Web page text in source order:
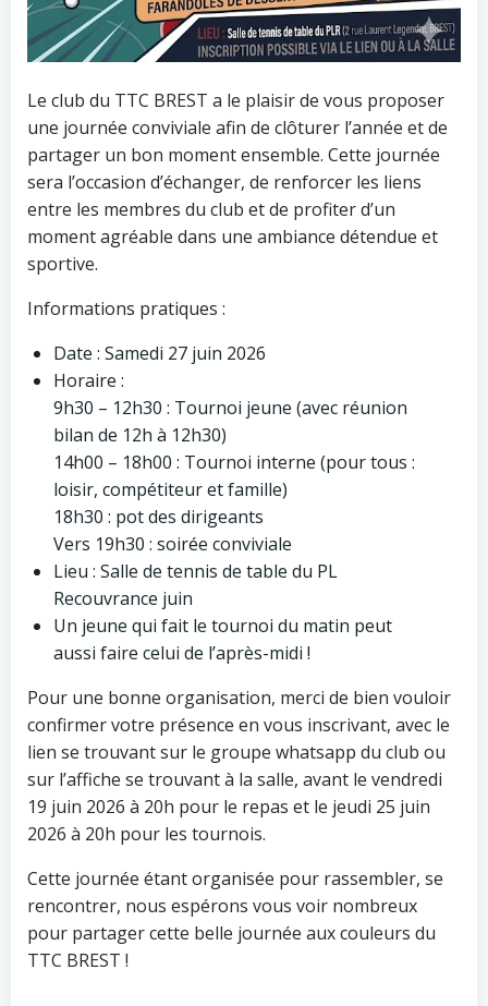
Le club du TTC BREST a le plaisir de vous proposer
une journée conviviale afin de clôturer l’année et de
partager un bon moment ensemble. Cette journée
sera l’occasion d’échanger, de renforcer les liens
entre les membres du club et de profiter d’un
moment agréable dans une ambiance détendue et
sportive.
Informations pratiques :
Date : Samedi 27 juin 2026
Horaire :
9h30 – 12h30 : Tournoi jeune (avec réunion
bilan de 12h à 12h30)
14h00 – 18h00 : Tournoi interne (pour tous :
loisir, compétiteur et famille)
18h30 : pot des dirigeants
Vers 19h30 : soirée conviviale
Lieu : Salle de tennis de table du PL
Recouvrance juin
Un jeune qui fait le tournoi du matin peut
aussi faire celui de l’après-midi !
Pour une bonne organisation, merci de bien vouloir
confirmer votre présence en vous inscrivant, avec le
lien se trouvant sur le groupe whatsapp du club ou
sur l’affiche se trouvant à la salle, avant le vendredi
19 juin 2026 à 20h pour le repas et le jeudi 25 juin
2026 à 20h pour les tournois.
Cette journée étant organisée pour rassembler, se
rencontrer, nous espérons vous voir nombreux
pour partager cette belle journée aux couleurs du
TTC BREST !